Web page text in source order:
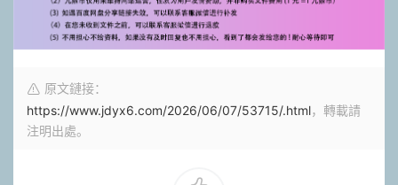
原文鏈接：
https://www.jdyx6.com/2026/06/07/53715/.html，轉載請
注明出處。